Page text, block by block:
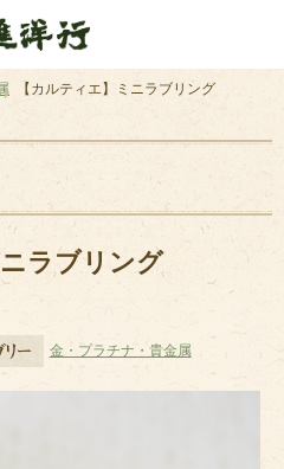
【カルティエ】ミニラブリング
ラブリング
金・プラチナ・貴金属